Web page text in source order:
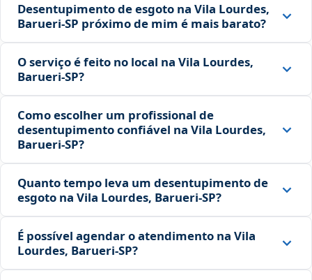
Desentupimento de esgoto na Vila Lourdes,
Barueri‑SP próximo de mim é mais barato?
O serviço é feito no local na Vila Lourdes,
Barueri‑SP?
Como escolher um profissional de
desentupimento confiável na Vila Lourdes,
Barueri‑SP?
Quanto tempo leva um desentupimento de
esgoto na Vila Lourdes, Barueri‑SP?
É possível agendar o atendimento na Vila
Lourdes, Barueri‑SP?